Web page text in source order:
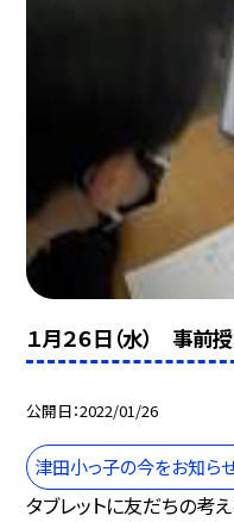
１月２６日（水） 事前授
公開日 2022/01/26
津田小っ子の今をお知ら
タブレットに友だちの考